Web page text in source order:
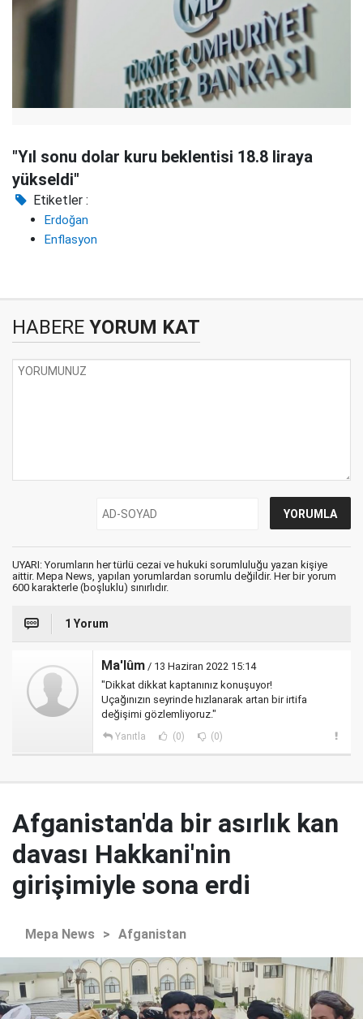
"Yıl sonu dolar kuru beklentisi 18.8 liraya
yükseldi"
Etiketler :
Erdoğan
Enflasyon
HABERE YORUM KAT
UYARI: Yorumların her türlü cezai ve hukuki sorumluluğu yazan kişiye
aittir. Mepa News, yapılan yorumlardan sorumlu değildir. Her bir yorum
600 karakterle (boşluklu) sınırlıdır.
1 Yorum
Ma'lûm / 13 Haziran 2022 15:14
"Dikkat dikkat kaptanınız konuşuyor!
Uçağınızın seyrinde hızlanarak artan bir irtifa
değişimi gözlemliyoruz."
Yanıtla (0) (0)
Afganistan'da bir asırlık kan
davası Hakkani'nin
girişimiyle sona erdi
Mepa News > Afganistan